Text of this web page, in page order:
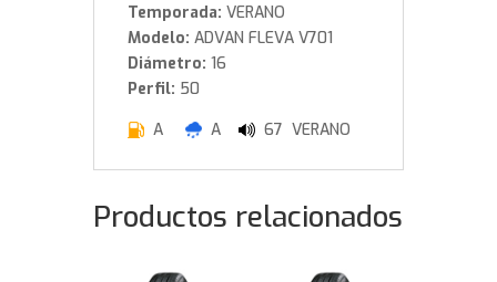
Temporada: VERANO
Modelo: ADVAN FLEVA V701
Diámetro: 16
Perfil: 50
A
A 67 VERANO
Productos relacionados